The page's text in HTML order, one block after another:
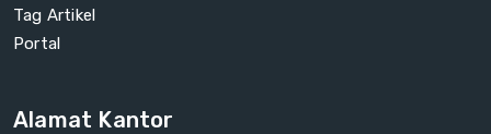
Tag Artikel
Portal
Alamat Kantor